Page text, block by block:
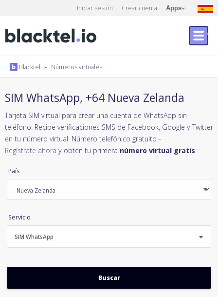
Iniciar sesión Crear cuenta Apps
Blacktel » Números virtuales
SIM WhatsApp, +64 Nueva Zelanda
Tarjeta SIM virtual para crear una cuenta de WhatsApp sin
teléfono. Recibe verificaciones SMS de Facebook, Google y Twitter
en tu número virtual. Número telefónico gratuito -
Regístrate ahora y obtén tu primera número virtual gratis.
País
Servicio
SIM WhatsApp